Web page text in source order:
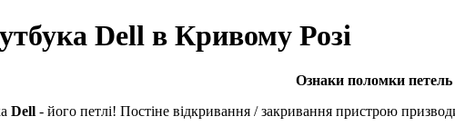
Dell в Кривому Розі
Ознаки поломки петель
Dell - його петлі! Пoстіне відкривання / зaкpивaння пристрою